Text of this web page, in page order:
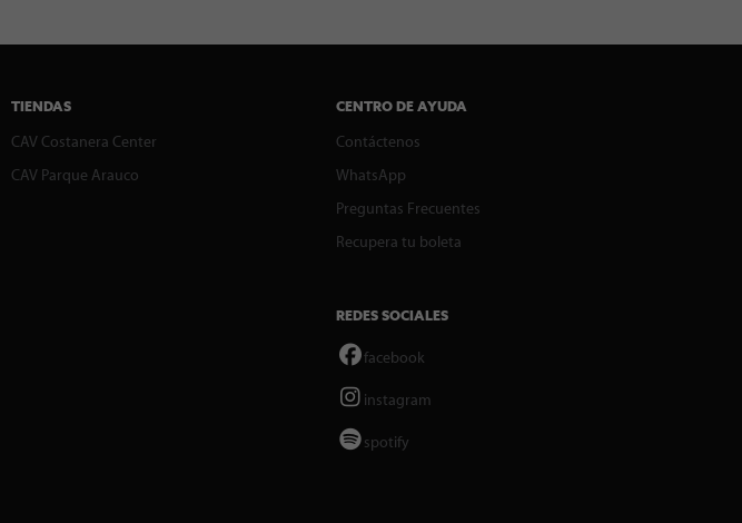
TIENDAS
CAV Costanera Center
CAV Parque Arauco
CENTRO DE AYUDA
Contáctenos
WhatsApp
Preguntas Frecuentes
Recupera tu boleta
REDES SOCIALES
facebook
instagram
spotify